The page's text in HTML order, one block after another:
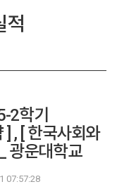
적
2학기
, [ 한국사회와
광운대학교
07:57:28